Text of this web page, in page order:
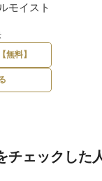
モイスト
無料】
チェックした